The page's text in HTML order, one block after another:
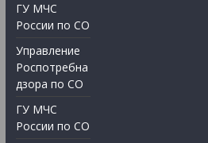
ГУ МЧС
России по СО
Управление
Роспотребна
дзора по СО
ГУ МЧС
России по СО